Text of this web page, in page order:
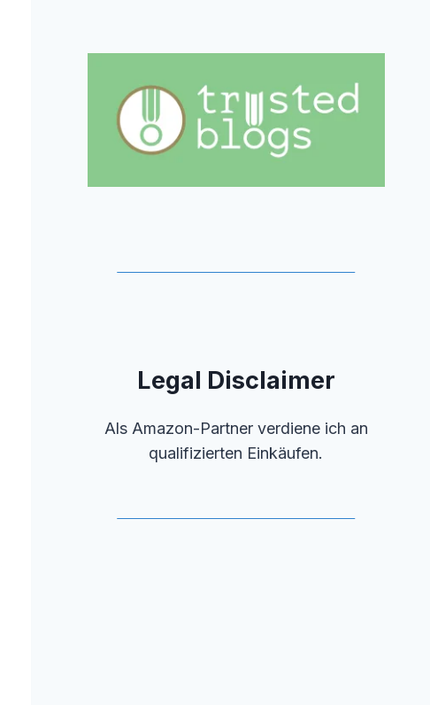
Legal Disclaimer
Als Amazon-Partner verdiene ich an
qualifizierten Einkäufen.